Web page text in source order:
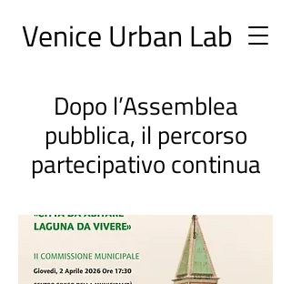
Venice Urban Lab
Dopo l’Assemblea
pubblica, il percorso
partecipativo continua